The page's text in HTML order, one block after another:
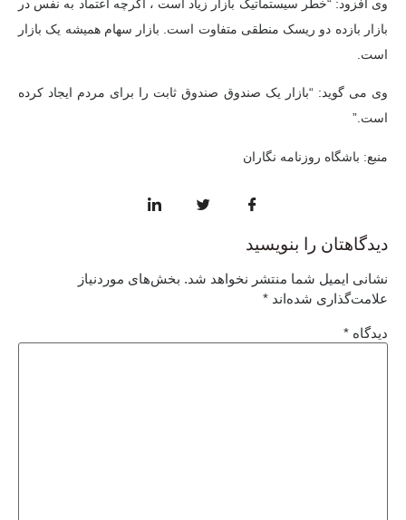
وی افزود: “خطر سیستماتیک بازار زیاد است ، اگرچه اعتماد به نفس در
بازار بازده دو ریسک منطقی متفاوت است. بازار سهام همیشه یک بازار
است.
وی می گوید: “بازار یک صندوق صندوق ثابت را برای مردم ایجاد کرده
است.”
منبع: باشگاه روزنامه نگاران
دیدگاهتان را بنویسید
نشانی ایمیل شما منتشر نخواهد شد. بخش‌های موردنیاز
علامت‌گذاری شده‌اند *
دیدگاه *